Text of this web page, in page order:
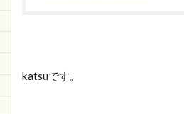
katsuです。